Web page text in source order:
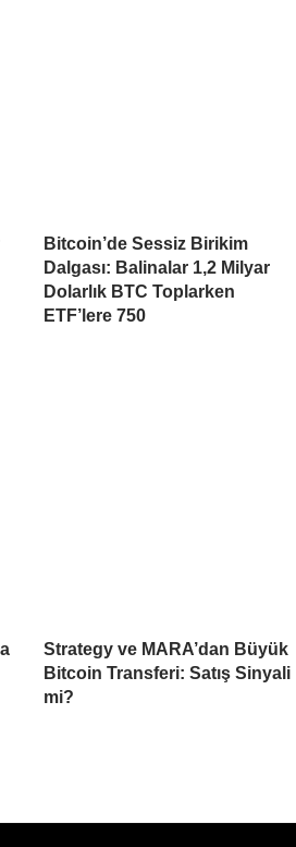
Bitcoin’de Sessiz Birikim
Dalgası: Balinalar 1,2 Milyar
Dolarlık BTC Toplarken
ETF’lere 750
Strategy ve MARA’dan Büyük
Bitcoin Transferi: Satış Sinyali
mi?